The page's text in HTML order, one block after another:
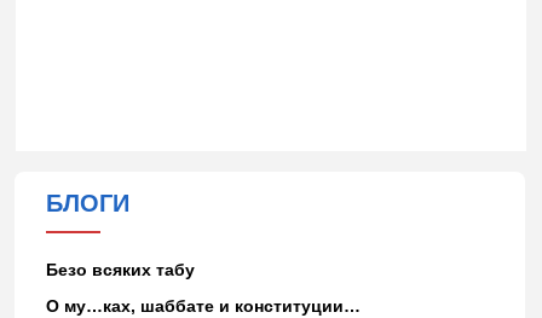
БЛОГИ
Безо всяких табу
О му…ках, шаббате и конституции…